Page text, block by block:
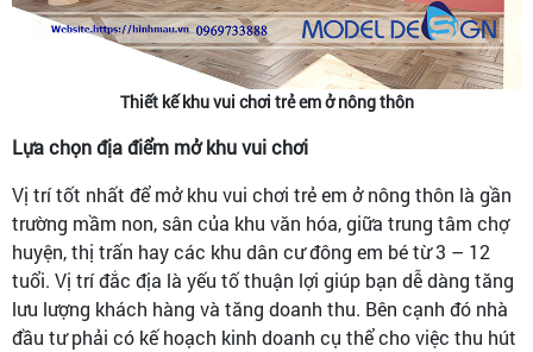
Thiết kế khu vui chơi trẻ em ở nông thôn
Lựa chọn địa điểm mở khu vui chơi
Vị trí tốt nhất để mở khu vui chơi trẻ em ở nông thôn là gần
trường mầm non, sân của khu văn hóa, giữa trung tâm chợ
huyện, thị trấn hay các khu dân cư đông em bé từ 3 – 12
tuổi. Vị trí đắc địa là yếu tố thuận lợi giúp bạn dễ dàng tăng
lưu lượng khách hàng và tăng doanh thu. Bên cạnh đó nhà
đầu tư phải có kế hoạch kinh doanh cụ thể cho việc thu hút